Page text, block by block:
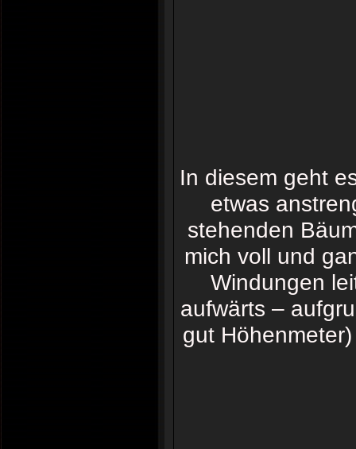
In diesem geht
etwas
stehenden
mich voll und
Windungen
aufwärts –
gut